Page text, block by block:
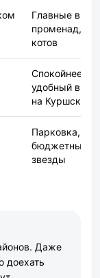
Главные
променад,
котов
Спокойнее,
удобный
на Куршскую
Парковка,
бюджетные 4
звезды
Даже
доехать